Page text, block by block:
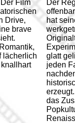
Film
Drive,
brave
lächerlich
Der
hat
glatt
jeden
das